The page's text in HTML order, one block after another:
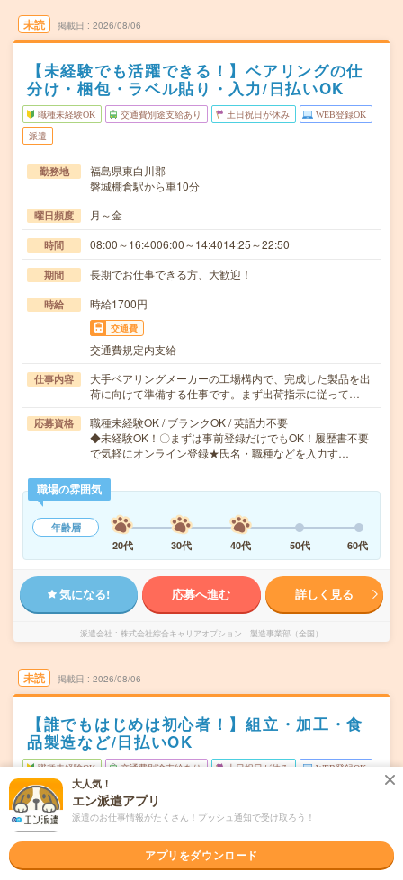
未読 掲載日 2026/08/06
【未経験でも活躍できる！】ベアリングの仕
分け・梱包・ラベル貼り・入力/日払いOK
職種未経験OK 交通費別途支給あり 土日祝日が休み WEB登録OK
派遣
勤務地
福島県東白川郡
磐城棚倉駅から車10分
曜日頻度 月～金
時間 08:00～16:4006:00～14:4014:25～22:50
期間 長期でお仕事できる方、大歓迎！
時給 時給1700円
交通費
交通費規定内支給
仕事内容
大手ベアリングメーカーの工場構内で、完成した製品を出
荷に向けて準備する仕事です。まず出荷指示に従って…
応募資格
職種未経験OK / ブランクOK / 英語力不要
◆未経験OK！〇まずは事前登録だけでもOK！履歴書不要
で気軽にオンライン登録★氏名・職種などを入力す…
職場の雰囲気
年齢層
20代
30代 40代 50代 60代
気になる! 応募へ進む 詳しく見る
派遣会社 株式会社綜合キャリアオプション 製造事業部（全国）
未読 掲載日 2026/08/06
【誰でもはじめは初心者！】組立・加工・食
品製造など/日払いOK
職種未経験OK 交通費別途支給あり 土日祝日が休み WEB登録OK
派遣
勤務地
福島県郡山市
喜久田駅から車7分
曜日頻度 月～金
大人気！
エン派遣アプリ
派遣のお仕事情報がたくさん！プッシュ通知で受け取ろう！
アプリをダウンロード